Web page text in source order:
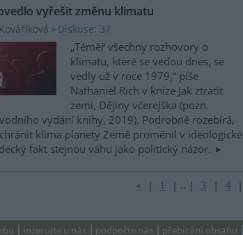
vyřešit změnu klimatu
Diskuse: 37
„Téměř všechny rozhovory o
klimatu, které se vedou dnes, se
vedly už v roce 1979,“ píše
Nathaniel Rich v knize Jak ztratit
zemi, Dějiny včerejška (pozn.
vydání knihy, 2019). Podrobně rozebírá,
klima planety Země proměnil v ideologické
fakt stejnou váhu jako politický názor.
« | 1 | .. | 3 | 4 |
inzerujte u nás podpořte nás přebírání obsahu